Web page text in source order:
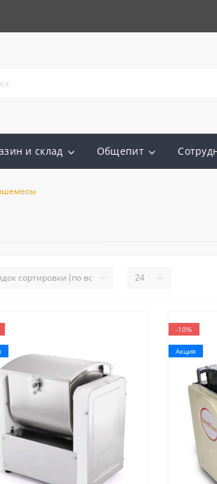
и склад Общепит
-10%
Акция